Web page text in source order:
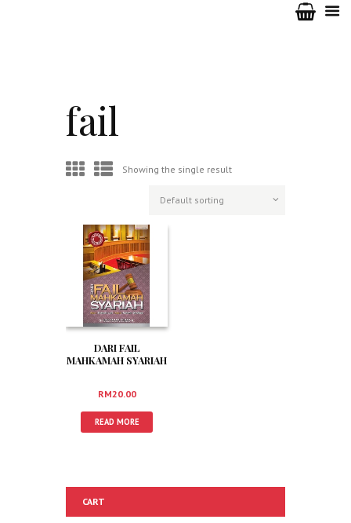
fail
Showing the single result
DARI FAIL
MAHKAMAH SYARIAH
RM20.00
READ MORE
CART